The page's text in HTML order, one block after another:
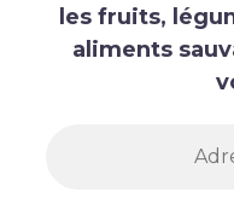
les fruits,
aliments